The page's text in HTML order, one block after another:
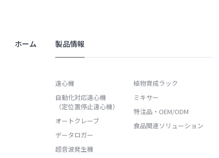
ホーム 製品情報
遠心機
自動化対応遠心機
（定位置停止遠心機）
オートクレーブ
データロガー
超音波発生機
植物育成ラック
ミキサー
特注品・OEM/ODM
食品関連ソリューション